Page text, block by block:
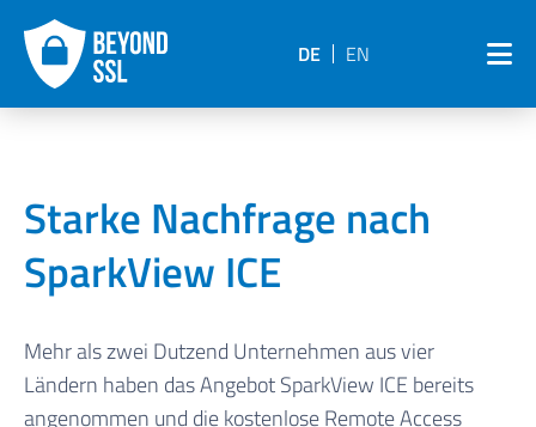
DE EN
Starke Nachfrage nach
SparkView ICE
Mehr als zwei Dutzend Unternehmen aus vier
Ländern haben das Angebot SparkView ICE bereits
angenommen und die kostenlose Remote Access